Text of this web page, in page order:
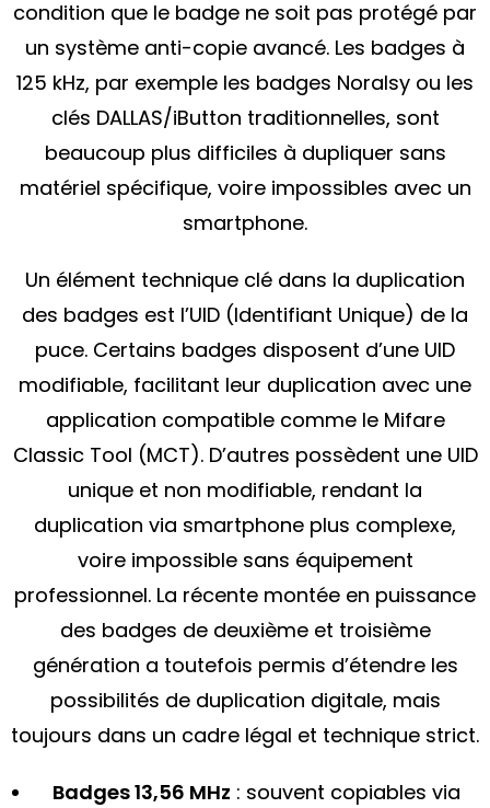
condition que le badge ne soit pas protégé par
un système anti-copie avancé. Les badges à
125 kHz, par exemple les badges Noralsy ou les
clés DALLAS/iButton traditionnelles, sont
beaucoup plus difficiles à dupliquer sans
matériel spécifique, voire impossibles avec un
smartphone.
Un élément technique clé dans la duplication
des badges est l’UID (Identifiant Unique) de la
puce. Certains badges disposent d’une UID
modifiable, facilitant leur duplication avec une
application compatible comme le Mifare
Classic Tool (MCT). D’autres possèdent une UID
unique et non modifiable, rendant la
duplication via smartphone plus complexe,
voire impossible sans équipement
professionnel. La récente montée en puissance
des badges de deuxième et troisième
génération a toutefois permis d’étendre les
possibilités de duplication digitale, mais
toujours dans un cadre légal et technique strict.
Badges 13,56 MHz : souvent copiables via